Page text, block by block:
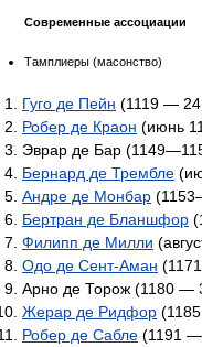
Современные ассоциации
Тамплиеры (масонство)
Гуго де Пейн (1119 —
Робер де Краон (июнь
Эврар де Бар
Бернард де Трембле
Андре де Монбар
Бертран де Бланшфор
Филипп де Милли
Одо де Сент-Аман
Арно де Торож (1180 —
Жерар де Ридфор
Робер де Сабле (1191 —